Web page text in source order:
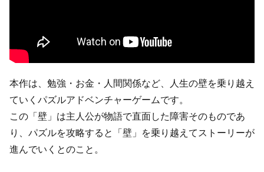
本作は、勉強・お金・人間関係など、人生の壁を乗り越え
ていくパズルアドベンチャーゲームです。
この「壁」は主人公が物語で直面した障害そのものであ
り、パズルを攻略すると「壁」を乗り越えてストーリーが
進んでいくとのこと。